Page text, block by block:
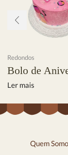
Redondos
Bolo de
Ler mais
Quem